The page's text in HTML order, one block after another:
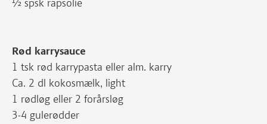
½ spsk rapsolie
Rød karrysauce
1 tsk rød karrypasta eller alm. karry
Ca. 2 dl kokosmælk, light
1 rødløg eller 2 forårsløg
3-4 gulerødder